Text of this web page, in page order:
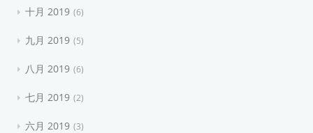
十月 2019 6
九月 2019 5
八月 2019 6
七月 2019 2
六月 2019 3